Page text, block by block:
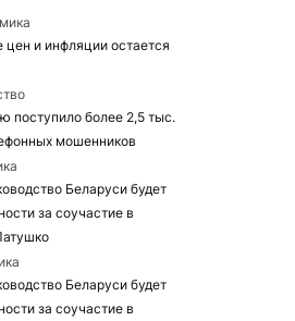
и инфляции остается
поступило более 2,5 тыс.
мошенников
Беларуси будет
за соучастие в
Беларуси будет
за соучастие в